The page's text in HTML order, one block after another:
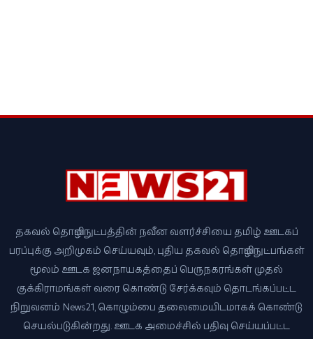
தகவல் தொழில்நுட்பத்தின் நவீன வளர்ச்சியை தமிழ் ஊடகப்
பரப்புக்கு அறிமுகம் செய்யவும், புதிய தகவல் தொழில்நுட்பங்கள்
மூலம் ஊடக ஜனநாயகத்தைப் பெருநகரங்கள் முதல்
குக்கிராமங்கள் வரை கொண்டு சேர்க்கவும் தொடங்கப்பட்ட
நிறுவனம் News21, கொழும்பை தலைமையிடமாகக் கொண்டு
செயல்படுகின்றது. ஊடக அமைச்சில் பதிவு செய்யப்பட்ட